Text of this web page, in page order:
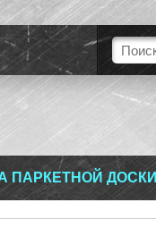
ПАРКЕТНОЙ ДОСКИ